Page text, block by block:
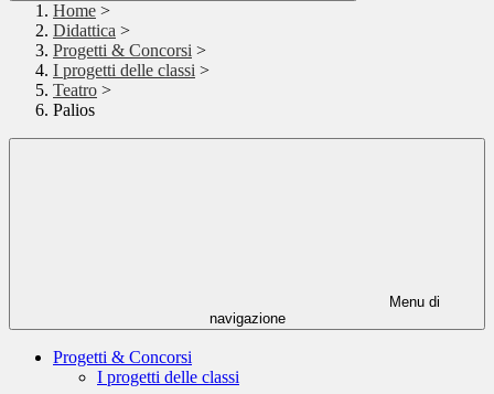
Home >
Didattica >
Progetti & Concorsi >
I progetti delle classi >
Teatro >
Palios
Menu di
navigazione
Progetti & Concorsi
I progetti delle classi